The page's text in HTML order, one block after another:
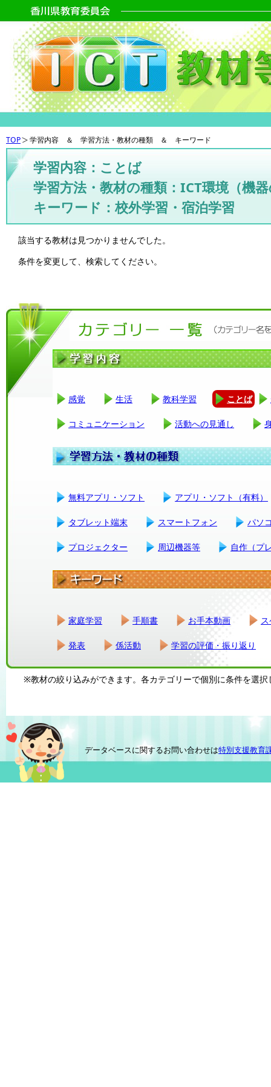
TOP 学習内容 ＆ 学習方法・教材の種類 ＆ キーワード
学習内容：ことば
学習方法・教材の種類：ICT環境（機
キーワード：校外学習・宿泊学習
該当する教材は見つかりませんでした。
条件を変更して、検索してください。
感覚 生活 教科学習 ことば
コミュニケーション 活動への見通し
無料アプリ・ソフト アプリ・ソフト（有料）
タブレット端末 スマートフォン パソ
プロジェクター 周辺機器等 自作（プ
家庭学習 手順書 お手本動画
発表 係活動 学習の評価・振り返り
※教材の絞り込みができます。各カテゴリーで個別に条件を選択
データベースに関するお問い合わせは特別支援教育